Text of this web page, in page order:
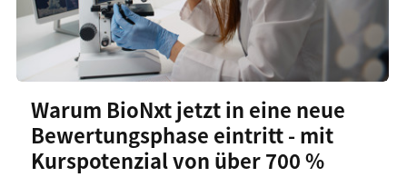
Warum BioNxt jetzt in eine neue
Bewertungsphase eintritt - mit
Kurspotenzial von über 700 %